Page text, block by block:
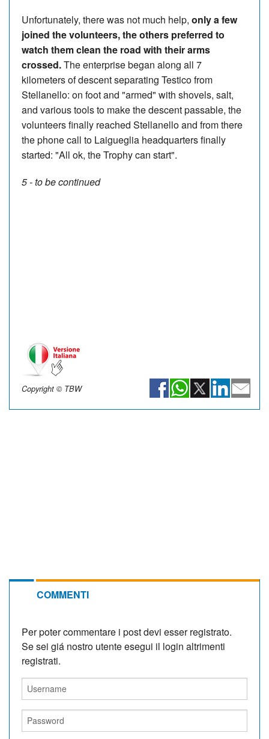
Unfortunately, there was not much help, only a few
joined the volunteers, the others preferred to
watch them clean the road with their arms
crossed.The enterprise began along all 7
kilometers of descent separating Testico from
Stellanello: on foot and "armed" with shovels, salt,
and various tools to make the descent passable, the
volunteers finally reached Stellanello and from there
the phone call to Laigueglia headquarters finally
started: "All ok, the Trophy can start".
5 - to be continued
Copyright © TBW
COMMENTI
Per poter commentare i post devi esser registrato.
Se sei giá nostro utente esegui il login altrimenti
registrati.